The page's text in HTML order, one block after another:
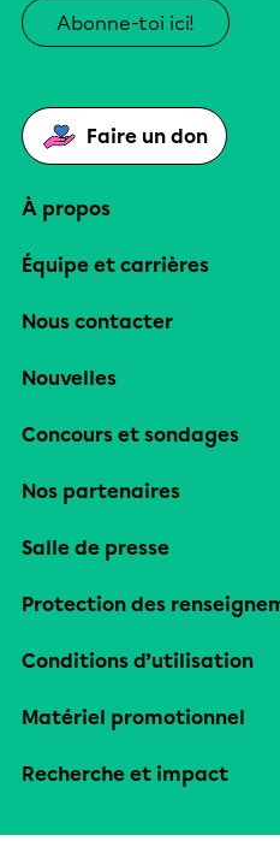
Abonne-toi ici!
Faire un don
À propos
Équipe et carrières
Nous contacter
Nouvelles
Concours et sondages
Nos partenaires
Salle de presse
Protection des
Conditions d’utilisation
Matériel promotionnel
Recherche et impact